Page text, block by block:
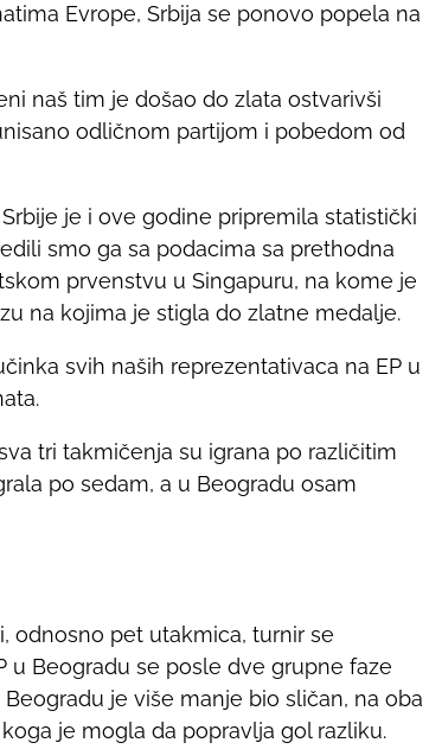
Evrope, Srbija se ponovo popela na
naš tim je došao do zlata ostvarivši
odličnom partijom i pobedom od
je i ove godine pripremila statistički
smo ga sa podacima sa prethodna
prvenstvu u Singapuru, na kome je
na kojima je stigla do zlatne medalje.
svih naših reprezentativaca na EP u
tri takmičenja su igrana po različitim
po sedam, a u Beogradu osam
odnosno pet utakmica, turnir se
u Beogradu se posle dve grupne faze
je više manje bio sličan, na oba
je mogla da popravlja gol razliku.